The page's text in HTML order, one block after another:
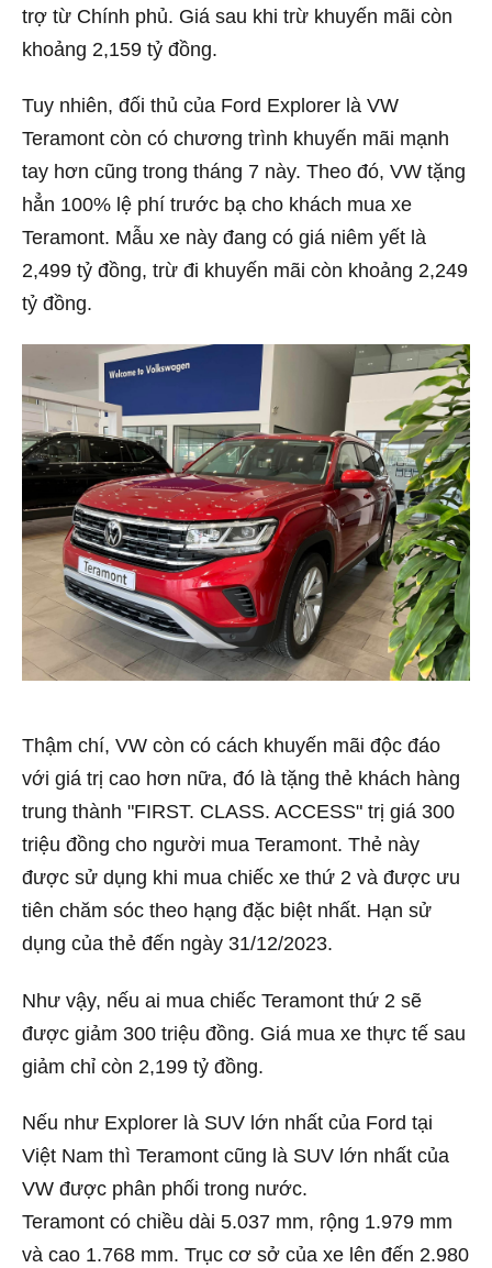
trợ từ Chính phủ. Giá sau khi trừ khuyến mãi còn
khoảng 2,159 tỷ đồng.
Tuy nhiên, đối thủ của Ford Explorer là VW
Teramont còn có chương trình khuyến mãi mạnh
tay hơn cũng trong tháng 7 này. Theo đó, VW tặng
hẳn 100% lệ phí trước bạ cho khách mua xe
Teramont. Mẫu xe này đang có giá niêm yết là
2,499 tỷ đồng, trừ đi khuyến mãi còn khoảng 2,249
tỷ đồng.
Thậm chí, VW còn có cách khuyến mãi độc đáo
với giá trị cao hơn nữa, đó là tặng thẻ khách hàng
trung thành "FIRST. CLASS. ACCESS" trị giá 300
triệu đồng cho người mua Teramont. Thẻ này
được sử dụng khi mua chiếc xe thứ 2 và được ưu
tiên chăm sóc theo hạng đặc biệt nhất. Hạn sử
dụng của thẻ đến ngày 31/12/2023.
Như vậy, nếu ai mua chiếc Teramont thứ 2 sẽ
được giảm 300 triệu đồng. Giá mua xe thực tế sau
giảm chỉ còn 2,199 tỷ đồng.
Nếu như Explorer là SUV lớn nhất của Ford tại
Việt Nam thì Teramont cũng là SUV lớn nhất của
VW được phân phối trong nước.
Teramont có chiều dài 5.037 mm, rộng 1.979 mm
và cao 1.768 mm. Trục cơ sở của xe lên đến 2.980